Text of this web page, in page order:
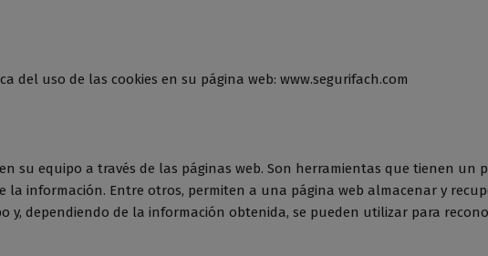
del uso de las cookies en su página web: www.segurifach.com
su equipo a través de las páginas web. Son herramientas que tienen un
la información. Entre otros, permiten a una página web almacenar y
y, dependiendo de la información obtenida, se pueden utilizar para